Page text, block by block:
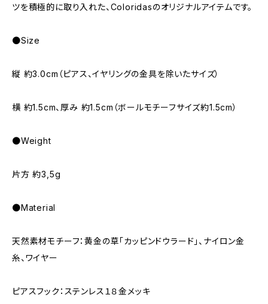
ツを積極的に取り入れた、Coloridasのオリジナルアイテムです。
●Size
縦 約3.0cm（ピアス、イヤリングの金具を除いたサイズ）
横 約1.5cm、厚み 約1.5cm（ボールモチーフサイズ約1.5cm）
●Weight
片方 約3,5g
●Material
天然素材モチーフ：黄金の草「カッピンドウラード」、ナイロン金
糸、ワイヤー
ピアスフック：ステンレス１８金メッキ